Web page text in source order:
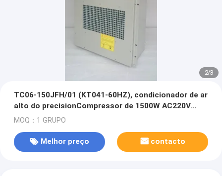
2/3
TC06-150JFH/01 (KT041-60HZ), condicionador de ar
alto do precisionCompressor de 1500W AC220V
60HZ
MOQ：1 GRUPO
Melhor preço contacto